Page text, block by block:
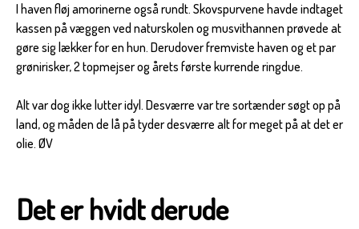
I haven fløj amorinerne også rundt. Skovspurvene havde indtaget
kassen på væggen ved naturskolen og musvithannen prøvede at
gøre sig lækker for en hun. Derudover fremviste haven og et par
grønirisker, 2 topmejser og årets første kurrende ringdue.
Alt var dog ikke lutter idyl. Desværre var tre sortænder søgt op på
land, og måden de lå på tyder desværre alt for meget på at det er
olie. ØV
Det er hvidt derude